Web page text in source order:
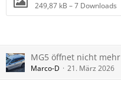
249,87 kB – 7 Downloads
MG5 öffnet nicht mehr
Marco-D 21. März 2026